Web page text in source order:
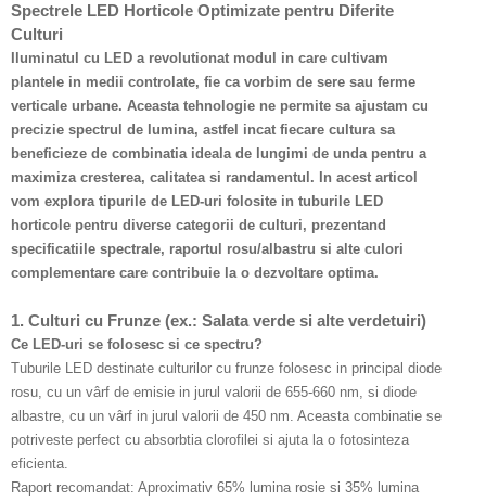
Spectrele LED Horticole Optimizate pentru Diferite
Culturi
Iluminatul cu LED a revolutionat modul in care cultivam
plantele in medii controlate, fie ca vorbim de sere sau ferme
verticale urbane. Aceasta tehnologie ne permite sa ajustam cu
precizie spectrul de lumina, astfel incat fiecare cultura sa
beneficieze de combinatia ideala de lungimi de unda pentru a
maximiza cresterea, calitatea si randamentul. In acest articol
vom explora tipurile de LED-uri folosite in tuburile LED
horticole pentru diverse categorii de culturi, prezentand
specificatiile spectrale, raportul rosu/albastru si alte culori
complementare care contribuie la o dezvoltare optima.
1. Culturi cu Frunze (ex.: Salata verde si alte verdetuiri)
Ce LED-uri se folosesc si ce spectru?
Tuburile LED destinate culturilor cu frunze folosesc in principal diode
rosu, cu un vârf de emisie in jurul valorii de 655-660 nm, si diode
albastre, cu un vârf in jurul valorii de 450 nm. Aceasta combinatie se
potriveste perfect cu absorbtia clorofilei si ajuta la o fotosinteza
eficienta.
Raport recomandat: Aproximativ 65% lumina rosie si 35% lumina